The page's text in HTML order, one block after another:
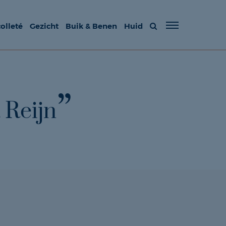
Gezicht Buik & Benen Huid